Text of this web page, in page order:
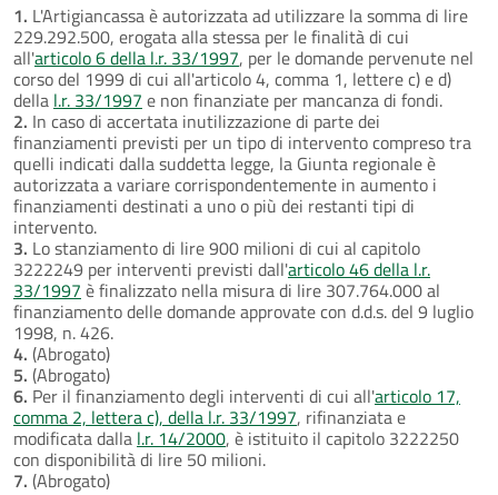
1. L'Artigiancassa è autorizzata ad utilizzare la somma di lire
229.292.500, erogata alla stessa per le finalità di cui
all'articolo 6 della l.r. 33/1997, per le domande pervenute nel
corso del 1999 di cui all'articolo 4, comma 1, lettere c) e d)
della l.r. 33/1997 e non finanziate per mancanza di fondi.
2. In caso di accertata inutilizzazione di parte dei
finanziamenti previsti per un tipo di intervento compreso tra
quelli indicati dalla suddetta legge, la Giunta regionale è
autorizzata a variare corrispondentemente in aumento i
finanziamenti destinati a uno o più dei restanti tipi di
intervento.
3. Lo stanziamento di lire 900 milioni di cui al capitolo
3222249 per interventi previsti dall'articolo 46 della l.r.
33/1997 è finalizzato nella misura di lire 307.764.000 al
finanziamento delle domande approvate con d.d.s. del 9 luglio
1998, n. 426.
4. (Abrogato)
5. (Abrogato)
6. Per il finanziamento degli interventi di cui all'articolo 17,
comma 2, lettera c), della l.r. 33/1997, rifinanziata e
modificata dalla l.r. 14/2000, è istituito il capitolo 3222250
con disponibilità di lire 50 milioni.
7. (Abrogato)